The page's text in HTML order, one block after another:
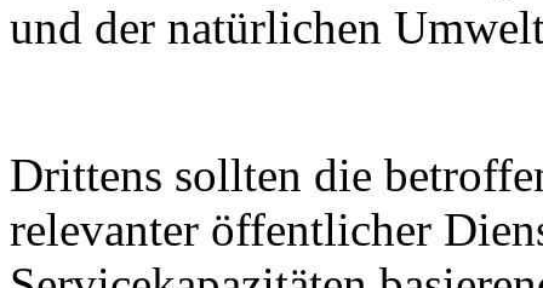
und der natürlichen
Drittens sollten die
relevanter öffentlicher